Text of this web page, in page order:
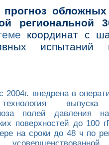
прогноз
региональной
координат с
2004г. внедрена в
выпуска
полей давления
поверхностей до 100
на сроки до 48 ч по